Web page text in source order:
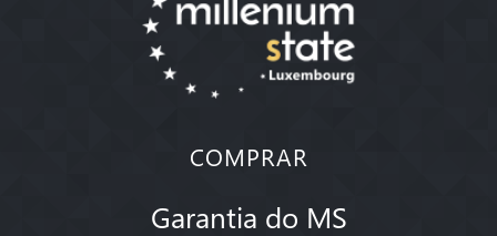
COMPRAR
Garantia do MS